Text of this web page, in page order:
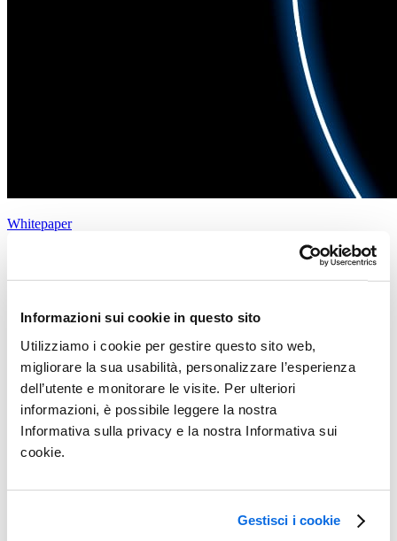
Informazioni sui cookie in questo sito
Utilizziamo i cookie per gestire questo sito web,
migliorare la sua usabilità, personalizzare l’esperienza
dell’utente e monitorare le visite. Per ulteriori
informazioni, è possibile leggere la nostra
Informativa sulla privacy e la nostra Informativa sui
cookie.
Gestisci i cookie
Whitepaper
Ulteriori informazioni